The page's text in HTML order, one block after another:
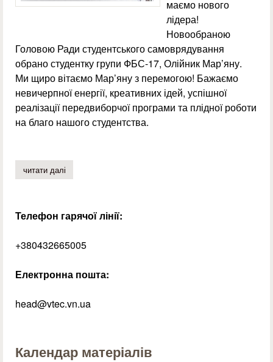
маємо нового
лідера!
Новообраною
Головою Ради студентського самоврядування
обрано студентку групи ФБС-17, Олійник Мар’яну.
Ми щиро вітаємо Мар’яну з перемогою! Бажаємо
невичерпної енергії, креативних ідей, успішної
реалізації передвиборчої програми та плідної роботи
на благо нашого студентства.
читати далі
Телефон гарячої лінії:
+380432665005
Електронна пошта:
head@vtec.vn.ua
Календар матеріалів